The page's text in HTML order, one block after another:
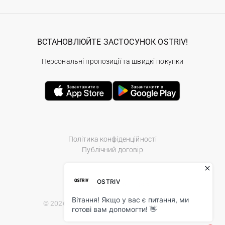
Політика конфіденційності
Публічний договір
© 2026 Ostriv.ua Store. All Rights Reserved.
ВСТАНОВЛЮЙТЕ ЗАСТОСУНОК OSTRIV!
Персональні пропозиції та швидкі покупки